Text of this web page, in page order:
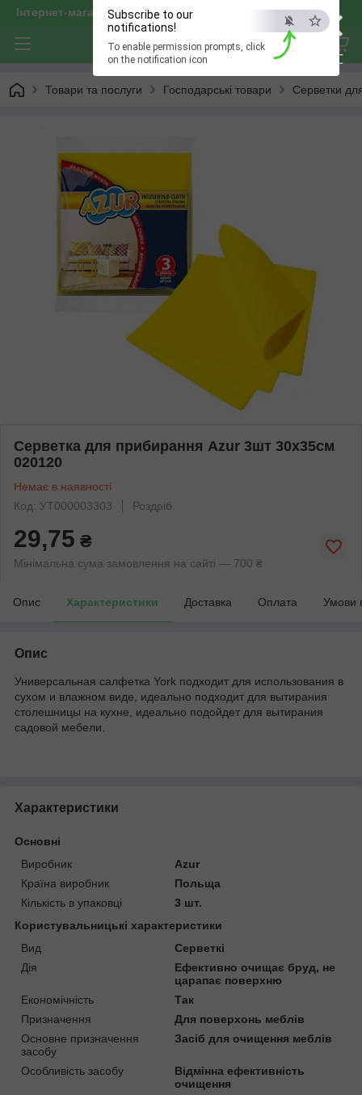
×
ESC
Subscribe to our
notifications!
To enable permission prompts, click
on the notification icon
Інтернет-магазин "optservis"
Товари та послуги Господарські товари Серветки
Серветка для прибирання Azur 3шт 30х35см
020120
Немає в наявності
Код: УТ000003303
Роздріб
29,75 ₴
Мінімальна сума замовлення на сайті — 700 ₴
Опис Характеристики Доставка Оплата Умови
Опис
Универсальная салфетка York подходит для использования в
сухом и влажном виде, идеально подходит для вытирания
столешницы на кухне, идеально подойдет для вытирания
садовой мебели.
Характеристики
Основні
Виробник
Azur
Країна виробник
Польща
Кількість в упаковці
3 шт.
Користувальницькі характеристики
Вид
Серветкі
Дія
Ефективно очищає бруд, не
царапає поверхню
Економічність
Так
Призначення
Для поверхонь меблів
Основне призначення
засобу
Засіб для очищення меблів
Особливість засобу
Відмінна ефективність
очищення